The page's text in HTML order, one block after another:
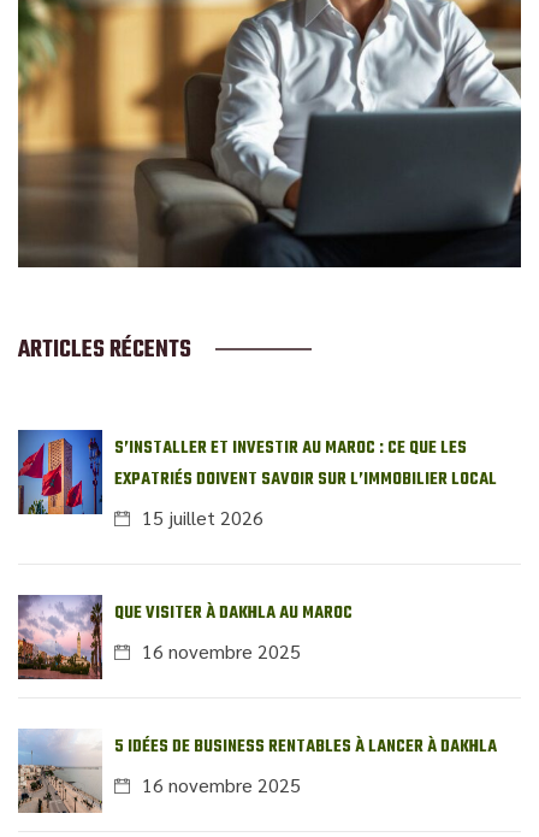
ARTICLES RÉCENTS
S’INSTALLER ET INVESTIR AU MAROC : CE QUE LES
EXPATRIÉS DOIVENT SAVOIR SUR L’IMMOBILIER LOCAL
15 juillet 2026
QUE VISITER À DAKHLA AU MAROC
16 novembre 2025
5 IDÉES DE BUSINESS RENTABLES À LANCER À DAKHLA
16 novembre 2025